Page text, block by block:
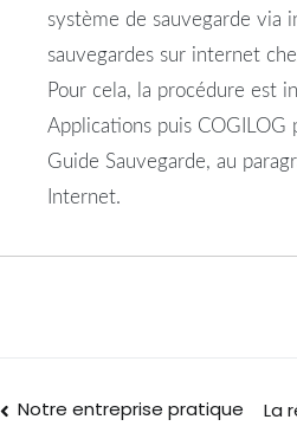
système de sauvegarde via
sauvegardes sur internet
Pour cela, la procédure est
Applications puis COGILOG
Guide Sauvegarde, au
Internet.
Notre entreprise pratique
La